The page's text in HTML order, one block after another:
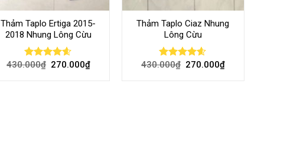
Thảm Taplo Ertiga 2015-
2018 Nhung Lông Cừu
Rated 4.57
430.000₫ 270.000₫
Thảm Taplo Ciaz Nhung
Lông Cừu
Rated 4.57
430.000₫ 270.000₫